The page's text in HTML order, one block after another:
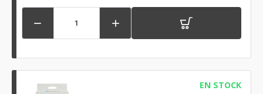
 
EN STOCK